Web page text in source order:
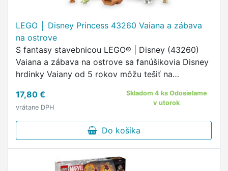
LEGO │ Disney Princess 43260 Vaiana a zábava
na ostrove
S fantasy stavebnicou LEGO® | Disney (43260)
Vaiana a zábava na ostrove sa fanúšikovia Disney
hrdinky Vaiany od 5 rokov môžu tešiť na
17,80 €
vrátane DPH
Skladom 4 ks Odosielame
v utorok
Do košíka